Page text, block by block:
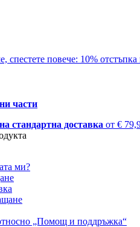
спестете повече: 10%
части
стандартна доставка от €
ми?
„Помощ и поддръжка“